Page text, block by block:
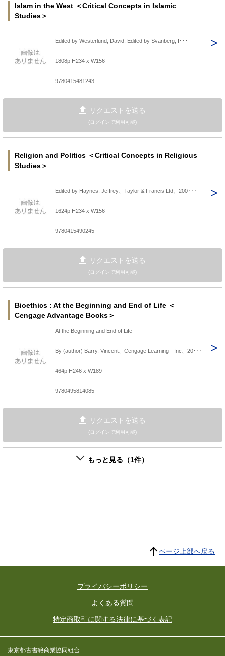
Islam in the West ＜Critical Concepts in Islamic
Studies＞
Edited by Westerlund, David; Edited by Svanberg, I･･･
1808p H234 x W156
9780415481243
リクエストを送る
(ログインで利用可能)
Religion and Politics ＜Critical Concepts in Religious
Studies＞
Edited by Haynes, Jeffrey、Taylor & Francis Ltd、200･･･
1624p H234 x W156
9780415490245
リクエストを送る
(ログインで利用可能)
Bioethics : At the Beginning and End of Life ＜
Cengage Advantage Books＞
At the Beginning and End of Life
By (author) Barry, Vincent、Cengage Learning Inc、20･･･
464p H246 x W189
9780495814085
リクエストを送る
(ログインで利用可能)
もっと見る（1件）
ページ上部へ戻る
プライバシーポリシー
よくある質問
特定商取引に関する法律に基づく表記
東京都古書籍商業協同組合